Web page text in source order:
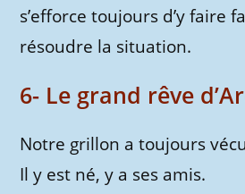
s’efforce toujours d’y faire
résoudre la situation.
6- Le grand rêve
Notre grillon a toujours
Il y est né, y a ses amis.